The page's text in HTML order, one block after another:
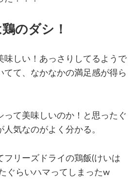
のダシ！
味しい！あっさりしてるようで
てて、なかなかの満足感が得ら
って美味しいのか！と思ったぐ
人気なのがよく分かる。
フリーズドライの鶏飯(けいは
ぐらいハマってしまったw